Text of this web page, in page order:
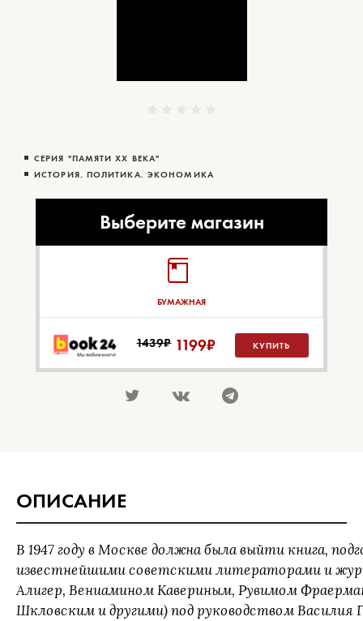
СЕРИЯ "ПАМЯТИ ХХ ВЕКА"
ИСТОРИЯ. ПОЛИТИКА. ЭКОНОМИКА
Выберите магазин
БУМАЖНАЯ
1439₽ 1199₽ КУПИТЬ
ОПИСАНИЕ
В 1947 году в Москве должна была выйти книга,
известнейшими советскими литераторами и
Алигер, Вениамином Кавериным, Рувимом
Шкловским и другими) под руководством Василия